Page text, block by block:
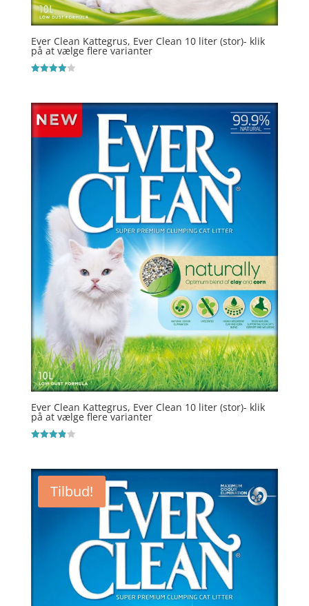
Ever Clean Kattegrus, Ever Clean 10 liter (stor)- klik
på at vælge flere varianter
Ever Clean Kattegrus, Ever Clean 10 liter (stor)- klik
på at vælge flere varianter
Tilbud!